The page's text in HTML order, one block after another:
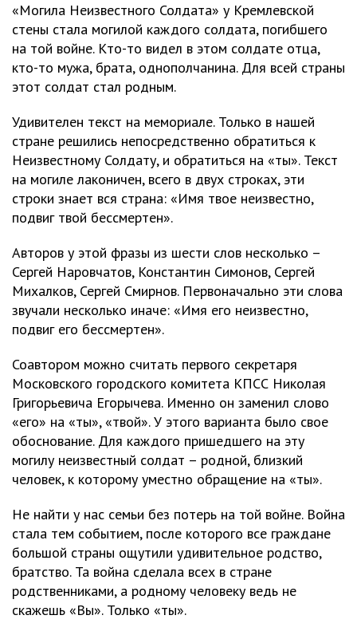
«Могила Неизвестного Солдата» у Кремлевской
стены стала могилой каждого солдата, погибшего
на той войне. Кто-то видел в этом солдате отца,
кто-то мужа, брата, однополчанина. Для всей страны
этот солдат стал родным.
Удивителен текст на мемориале. Только в нашей
стране решились непосредственно обратиться к
Неизвестному Солдату, и обратиться на «ты». Текст
на могиле лаконичен, всего в двух строках, эти
строки знает вся страна: «Имя твое неизвестно,
подвиг твой бессмертен».
Авторов у этой фразы из шести слов несколько –
Сергей Наровчатов, Константин Симонов, Сергей
Михалков, Сергей Смирнов. Первоначально эти слова
звучали несколько иначе: «Имя его неизвестно,
подвиг его бессмертен».
Соавтором можно считать первого секретаря
Московского городского комитета КПСС Николая
Григорьевича Егорычева. Именно он заменил слово
«его» на «ты», «твой». У этого варианта было свое
обоснование. Для каждого пришедшего на эту
могилу неизвестный солдат – родной, близкий
человек, к которому уместно обращение на «ты».
Не найти у нас семьи без потерь на той войне. Война
стала тем событием, после которого все граждане
большой страны ощутили удивительное родство,
братство. Та война сделала всех в стране
родственниками, а родному человеку ведь не
скажешь «Вы». Только «ты».